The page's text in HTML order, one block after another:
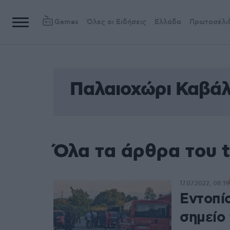
Games Όλες οι Ειδήσεις Ελλάδα
Παλαιοχώρι
Όλα τα άρθρα του
17.07.2022, 08:19